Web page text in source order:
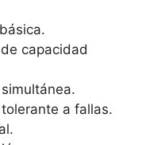
capacidad
a fallas.